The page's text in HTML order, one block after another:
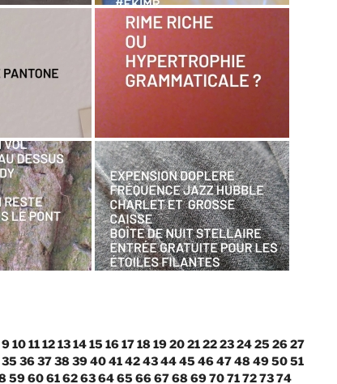
9101112131415 161718 19202122232425 2627
35 363738 39404142434445 464748 495051
59606162636465 666768 697071727374